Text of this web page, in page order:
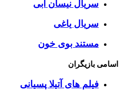
سریال نیسان آبی
سریال یاغی
مستند بوی خون
اسامی بازیگران
فیلم های آتیلا پسیانی